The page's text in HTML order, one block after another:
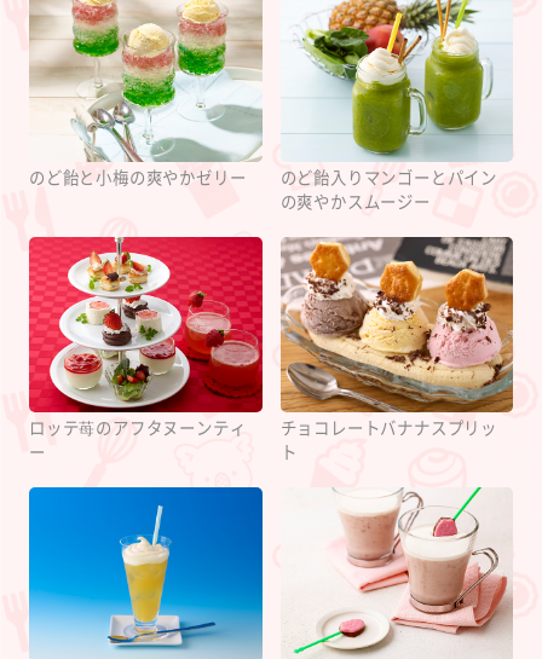
のど飴と小梅の爽やかゼリー
のど飴入りマンゴーとパイン
の爽やかスムージー
ロッテ苺のアフタヌーンティ
ー
チョコレートバナナスプリッ
ト